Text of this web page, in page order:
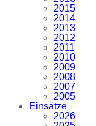
2015
2014
2013
2012
2011
2010
2009
2008
2007
2005
Einsätze
2026